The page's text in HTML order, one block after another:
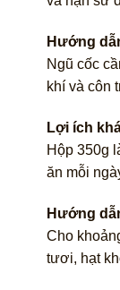
Hướng
Ngũ cốc
khí và côn
Lợi ích
Hộp 350g
ăn mỗi
Hướng
Cho
tươi, hạt